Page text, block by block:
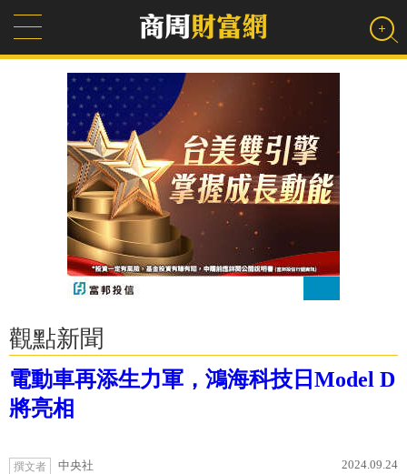
觀點新聞
電動車再添生力軍，鴻海科技日Model D
將亮相
撰文者 中央社 2024.09.24